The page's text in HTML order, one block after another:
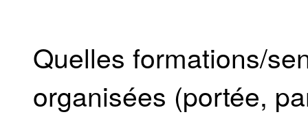
Quelles formations/
organisées (portée,